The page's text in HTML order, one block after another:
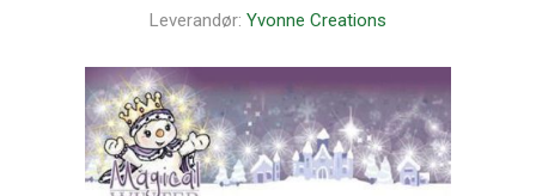
Leverandør: Yvonne Creations